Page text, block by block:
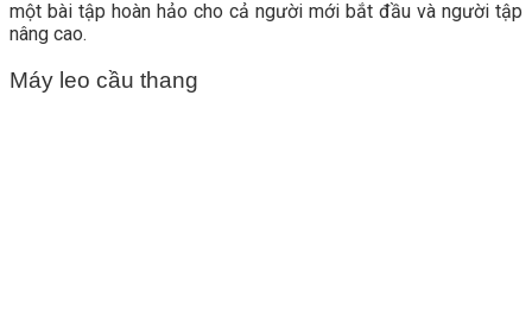
một bài tập hoàn hảo cho cả người mới bắt đầu và người tập
nâng cao.
Máy leo cầu thang